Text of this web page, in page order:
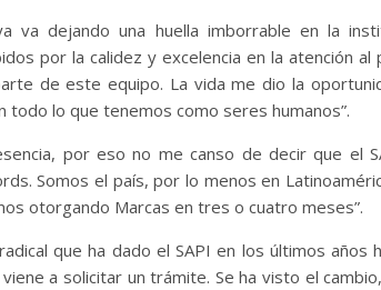
dejando una huella imborrable en la
por la calidez y excelencia en la atención al
de este equipo. La vida me dio la
lo que tenemos como seres humanos”.
por eso no me canso de decir que el
Somos el país, por lo menos en
otorgando Marcas en tres o cuatro meses”.
que ha dado el SAPI en los últimos años
a solicitar un trámite. Se ha visto el